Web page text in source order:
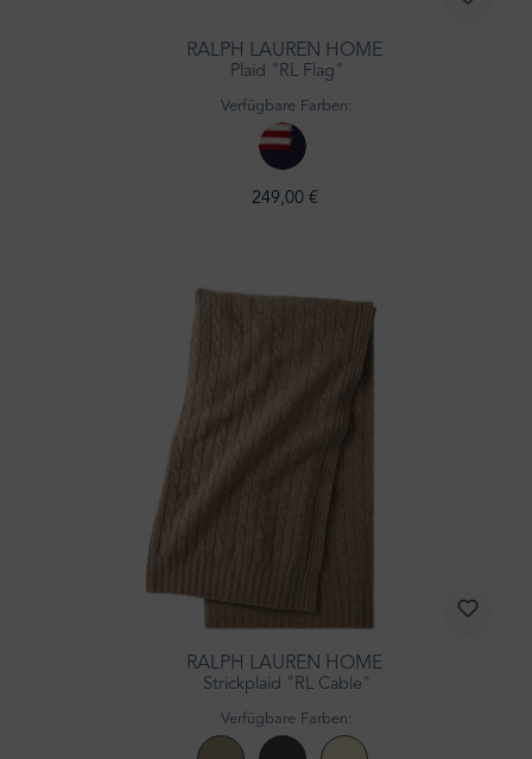
RALPH LAUREN HOME
Plaid "RL Flag"
Verfügbare Farben:
249,00 €
RALPH LAUREN HOME
Strickplaid "RL Cable"
Verfügbare Farben: